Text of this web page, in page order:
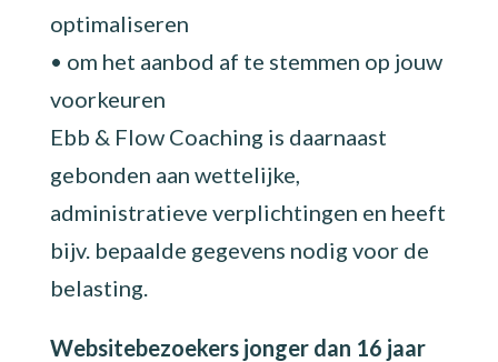
optimaliseren
• om het aanbod af te stemmen op jouw
voorkeuren
Ebb & Flow Coaching is daarnaast
gebonden aan wettelijke,
administratieve verplichtingen en heeft
bijv. bepaalde gegevens nodig voor de
belasting.
Websitebezoekers jonger dan 16 jaar